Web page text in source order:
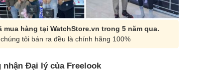
mua hàng tại WatchStore.vn trong 5 năm qua.
tôi bán ra đều là chính hãng 100%
nhận Đại lý của Freelook